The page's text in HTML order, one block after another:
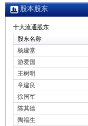
股本股东
十大流通股东
股东名称
杨建堂
游爱国
王树明
章建良
徐国军
陈其德
陶福生